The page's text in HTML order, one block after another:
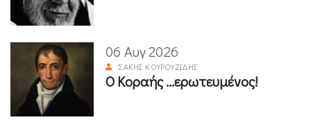
06 Αυγ 2026
ΣΆΚΗΣ ΚΟΥΡΟΥΖΊΔΗΣ
Ο Κοραής ...ερωτευμένος!